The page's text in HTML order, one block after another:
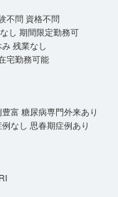
不問 資格不問
し 期間限定勤務可
み残業なし
宅勤務可能
富 糖尿病専門外来あり
なし 思春期症例あり